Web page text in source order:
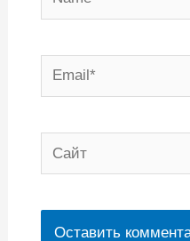
Email*
Сайт